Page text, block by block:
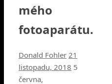
mého
fotoaparátu.
Donald Fohler 21
listopadu, 2018 5
června,